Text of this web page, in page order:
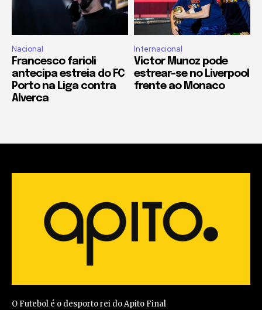
Nacional
Francesco farioli
antecipa estreia do FC
Porto na Liga contra
Alverca
Internacional
Victor Munoz pode
estrear-se no Liverpool
frente ao Monaco
O Futebol é o desporto rei do Apito Final